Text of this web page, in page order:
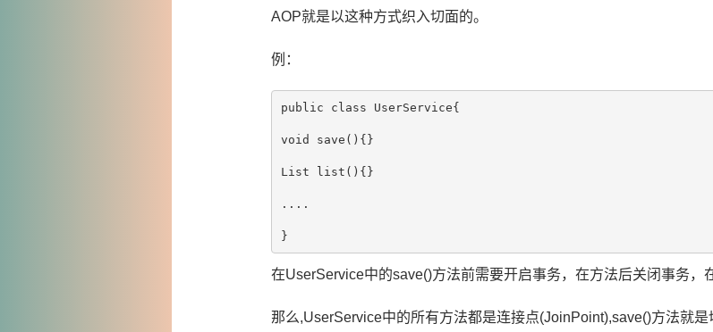
AOP就是以这种方式织入切面的。
例：
public class UserService{
void save(){}
List list(){}
....
在UserService中的save()方法前需要开启事务，在方法后关闭事务，
那么,UserService中的所有方法都是连接点(JoinPoint),save()方法就